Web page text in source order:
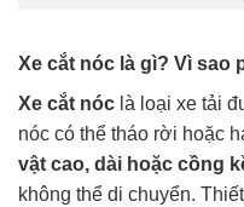
Xe cắt nóc là gì? Vì sao
Xe cắt nóc là loại xe tải
nóc có thể tháo rời hoặc
vật cao, dài hoặc cồng
không thể di chuyển.